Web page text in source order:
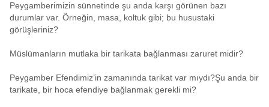
Peygamberimizin sünnetinde şu anda karşı görünen bazı
durumlar var. Örneğin, masa, koltuk gibi; bu husustaki
görüşleriniz?
Müslümanların mutlaka bir tarikata bağlanması zaruret midir?
Peygamber Efendimiz’in zamanında tarikat var mıydı?Şu anda bir
tarikate, bir hoca efendiye bağlanmak gerekli mi?